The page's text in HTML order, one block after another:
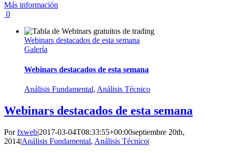
Más información
0
Webinars destacados de esta semana
Galería
Webinars destacados de esta semana
Análisis Fundamental, Análisis Técnico
Webinars destacados de esta semana
Porfxweb|2017-03-04T08:33:55+00:00septiembre 20th,
2014|Análisis Fundamental, Análisis Técnico|